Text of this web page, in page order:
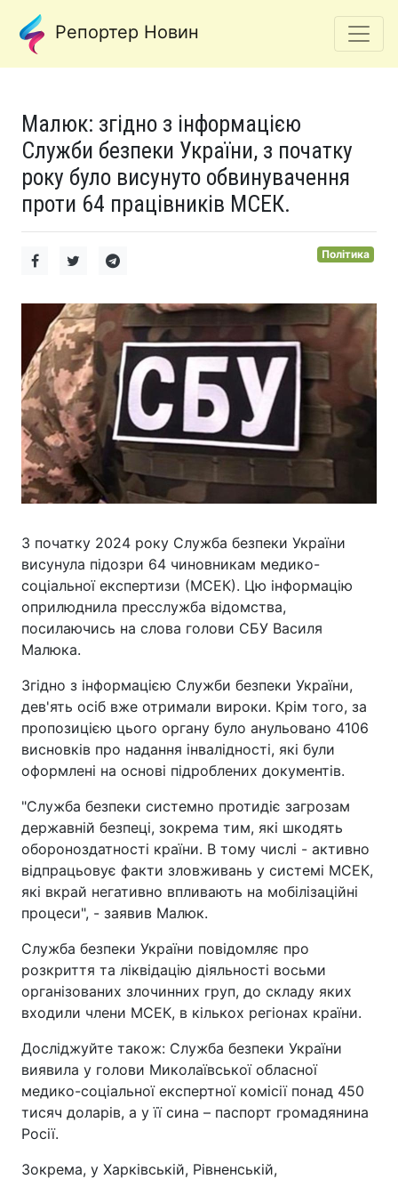
Репортер Новин
Малюк: згідно з інформацією
Служби безпеки України, з початку
року було висунуто обвинувачення
проти 64 працівників МСЕК.
Політика
З початку 2024 року Служба безпеки України
висунула підозри 64 чиновникам медико-
соціальної експертизи (МСЕК). Цю інформацію
оприлюднила пресслужба відомства,
посилаючись на слова голови СБУ Василя
Малюка.
Згідно з інформацією Служби безпеки України,
дев'ять осіб вже отримали вироки. Крім того, за
пропозицією цього органу було анульовано 4106
висновків про надання інвалідності, які були
оформлені на основі підроблених документів.
"Служба безпеки системно протидіє загрозам
державній безпеці, зокрема тим, які шкодять
обороноздатності країни. В тому числі - активно
відпрацьовує факти зловживань у системі МСЕК,
які вкрай негативно впливають на мобілізаційні
процеси", - заявив Малюк.
Служба безпеки України повідомляє про
розкриття та ліквідацію діяльності восьми
організованих злочинних груп, до складу яких
входили члени МСЕК, в кількох регіонах країни.
Досліджуйте також: Служба безпеки України
виявила у голови Миколаївської обласної
медико-соціальної експертної комісії понад 450
тисяч доларів, а у її сина – паспорт громадянина
Росії.
Зокрема, у Харківській, Рівненській,